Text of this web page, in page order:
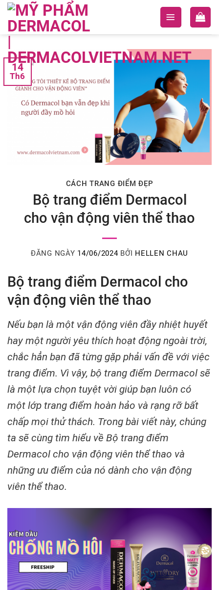
Skip
to
14
Th6
CÁCH TRANG ĐIỂM ĐẸP
Bộ trang điểm Dermacol
cho vận động viên thể thao
ĐĂNG NGÀY 14/06/2024BỞI HELLEN CHAU
Bộ trang điểm Dermacol cho
vận động viên thể thao
Nếu bạn là một vận động viên đầy nhiệt huyết
hay một người yêu thích hoạt động ngoài trời,
chắc hẳn bạn đã từng gặp phải vấn đề với việc
trang điểm. Vì vậy, bộ trang điểm Dermacol sẽ
là một lựa chọn tuyệt vời giúp bạn luôn có
một lớp trang điểm hoàn hảo và rạng rỡ bất
chấp mọi thử thách. Trong bài viết này, chúng
ta sẽ cùng tìm hiểu về Bộ trang điểm
Dermacol cho vận động viên thể thao và
những ưu điểm của nó dành cho vận động
viên thể thao.